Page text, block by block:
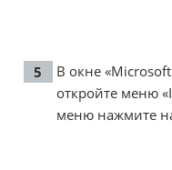
В окне
откройте меню
меню нажмите